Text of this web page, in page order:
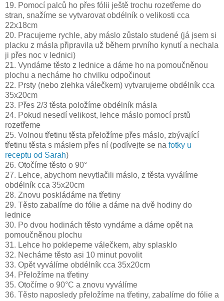
19. Pomocí palců ho přes fólii ještě trochu rozetřeme do
stran, snažíme se vytvarovat obdélník o velikosti cca
22x18cm
20. Pracujeme rychle, aby máslo zůstalo studené (já jsem si
placku z másla připravila už během prvního kynutí a nechala
ji přes noc v lednici)
21. Vyndáme těsto z lednice a dáme ho na pomoučněnou
plochu a necháme ho chvilku odpočinout
22. Prsty (nebo zlehka válečkem) vytvarujeme obdélník cca
35x20cm
23. Přes 2/3 těsta položíme obdélník másla
24. Pokud nesedí velikost, lehce máslo pomocí prstů
rozetřeme
25. Volnou třetinu těsta přeložíme přes máslo, zbývající
třetinu těsta s máslem přes ní (podívejte se na fotky u
receptu od Sarah)
26. Otočíme těsto o 90°
27. Lehce, abychom nevytlačili máslo, z těsta vyválíme
obdélník cca 35x20cm
28. Znovu poskládáme na třetiny
29. Těsto zabalíme do fólie a dáme na dvě hodiny do
lednice
30. Po dvou hodinách těsto vyndáme a dáme opět na
pomoučněnou plochu
31. Lehce ho poklepeme válečkem, aby splasklo
32. Necháme těsto asi 10 minut povolit
33. Opět vyválíme obdélník cca 35x20cm
34. Přeložíme na třetiny
35. Otočíme o 90°C a znovu vyválíme
36. Těsto naposledy přeložíme na třetiny, zabalíme do fólie a